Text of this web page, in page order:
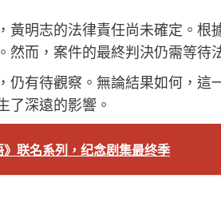
黃明志的法律責任尚未確定。根
而，案件的最終判決仍需等待
仍有待觀察。無論結果如何，這
了深遠的影響。
联名系列，纪念剧集最终季